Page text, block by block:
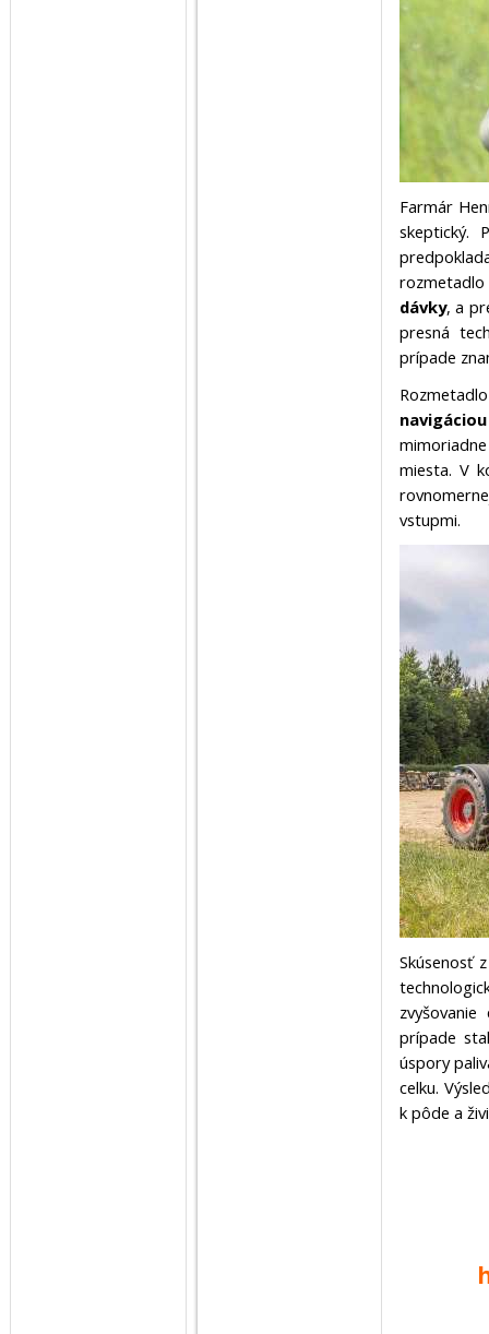
Farmár
skeptický.
dávky, a
presná
prípade
miesta. V
vstupmi.
Skúsenosť
prípade
úspory
celku.
k pôde a